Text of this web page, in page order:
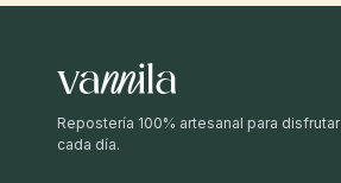
Repostería 100% artesanal para disfrutar
cada día.